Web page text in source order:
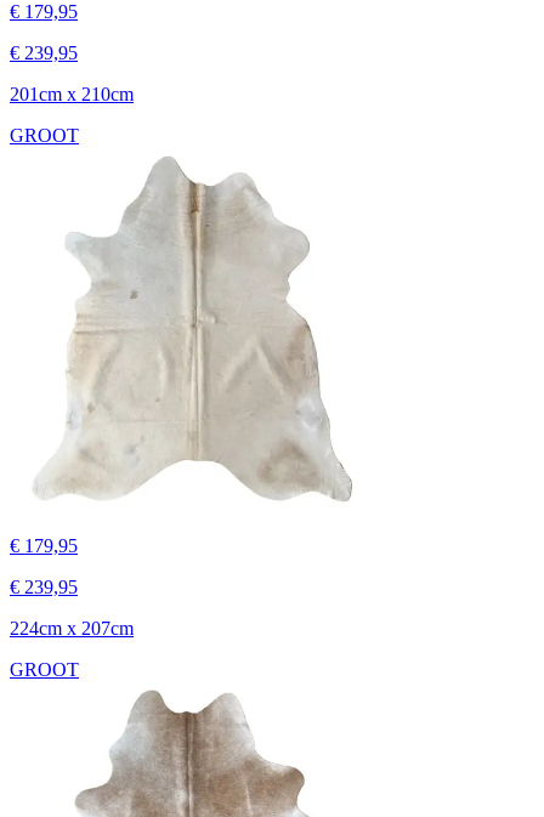
€ 179,95
€ 239,95
201cm x 210cm
GROOT
€ 179,95
€ 239,95
224cm x 207cm
GROOT